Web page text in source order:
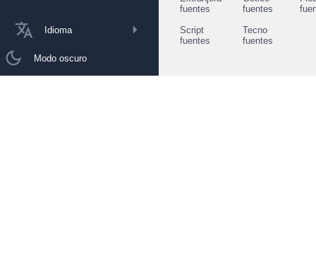
Idioma
Modo oscuro
fuentes
fuentes
Script
fuentes
Tecno
fuentes